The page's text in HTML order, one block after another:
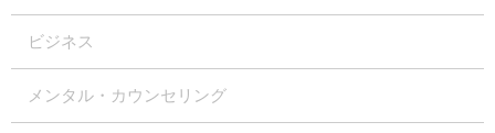
ビジネス
メンタル・カウンセリング